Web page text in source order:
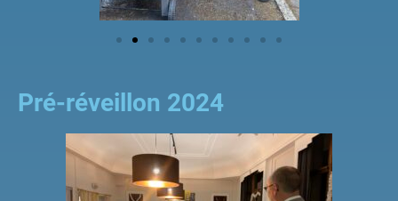
Pré-réveillon 2024